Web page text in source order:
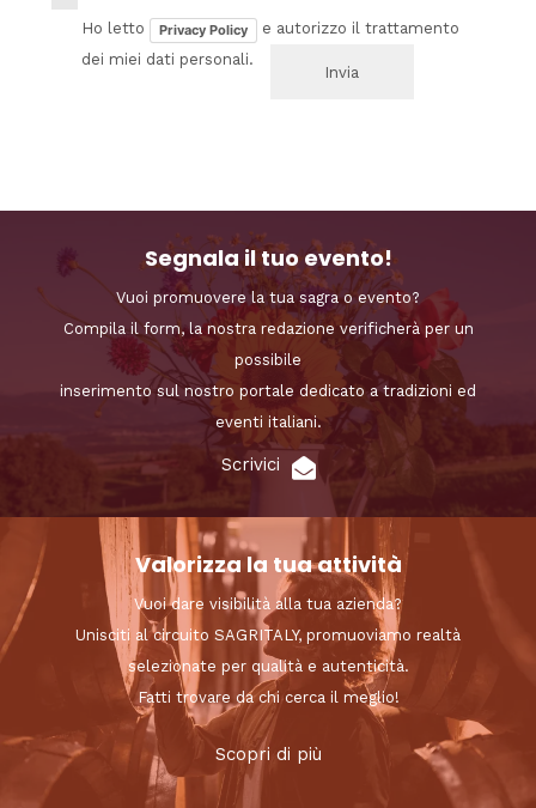
Ho letto Privacy Policy
e autorizzo il trattamento
dei miei dati personali.
Segnala il tuo evento!
Vuoi promuovere la tua sagra o evento?
Compila il form, la nostra redazione verificherà per un
possibile
inserimento sul nostro portale dedicato a tradizioni ed
eventi italiani.
Scrivici
Valorizza la tua attività
Vuoi dare visibilità alla tua azienda?
Unisciti al circuito SAGRITALY, promuoviamo realtà
selezionate per qualità e autenticità.
Fatti trovare da chi cerca il meglio!
Scopri di più